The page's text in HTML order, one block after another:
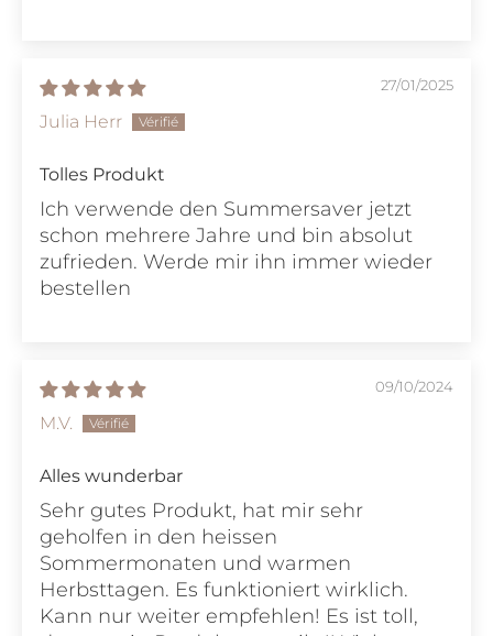
27/01/2025
Julia Herr
Tolles Produkt
Ich verwende den Summersaver jetzt
schon mehrere Jahre und bin absolut
zufrieden. Werde mir ihn immer wieder
bestellen
09/10/2024
M.V.
Alles wunderbar
Sehr gutes Produkt, hat mir sehr
geholfen in den heissen
Sommermonaten und warmen
Herbsttagen. Es funktioniert wirklich.
Kann nur weiter empfehlen! Es ist toll,